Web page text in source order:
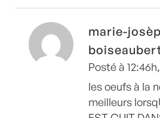
marie-
Posté à
les oeufs à la
meilleurs